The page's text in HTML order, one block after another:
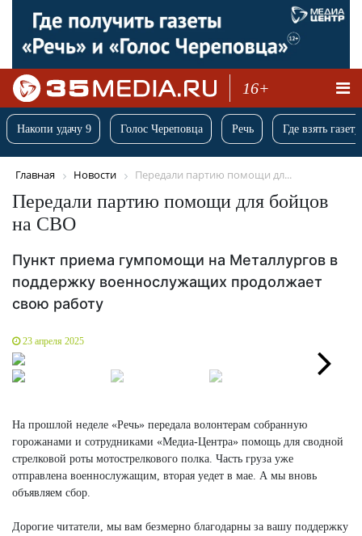
16+
Накопи удачу 9 Голос Череповца Речь Где взять
Главная Новости Передали партию помощи дл...
Передали партию помощи для бойцов
на СВО
Пункт приема гумпомощи на Металлургов в
поддержку военнослужащих продолжает
свою работу
23 апреля 2025
На прошлой неделе «Речь» передала волонтерам собранную
горожанами и сотрудниками «Медиа-Центра» помощь для сводной
стрелковой роты мотострелкового полка. Часть груза уже
отправлена военнослужащим, вторая уедет в мае. А мы вновь
объявляем сбор.
Дорогие читатели, мы вам безмерно благодарны за вашу поддержку